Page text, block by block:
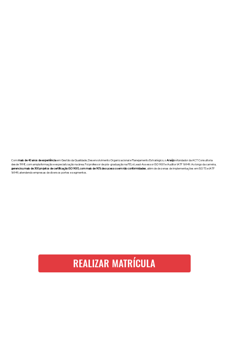
Commais de 40 anos de experiênciaem Gestão da Qualidade, Desenvolvimento Organizacional e Planejamento Estratégico, oAraújoé fundador da ACT Consultoria
desde 1998, com ampla formação e especialização na área. Foi professor de pós-graduação na FEI, é Lead-Assessor ISO 9001 e Auditor IATF 16949. Ao longo da carreira,
gerenciou mais de 300 projetos de certificação ISO 9001, com mais de 90% de sucesso sem não conformidades, além de dezenas de implementações em ISO TS e IATF
16949, atendendo empresas de diversos portes e segmentos.
REALIZAR MATRÍCULA